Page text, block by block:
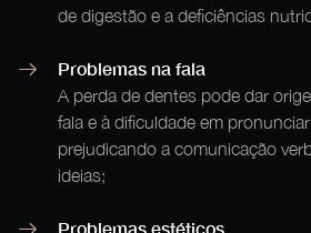
de digestão e a deficiências
Problemas na fala
A perda de dentes pode dar
fala e à dificuldade em
prejudicando a comunicação
ideias;
Problemas estéticos